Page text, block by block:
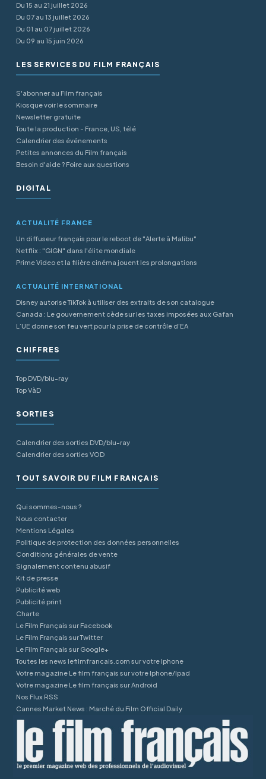
Du 15 au 21 juillet 2026
Du 07 au 13 juillet 2026
Du 01 au 07 juillet 2026
Du 09 au 15 juin 2026
LES SERVICES DU FILM FRANÇAIS
S'abonner au Film français
Kiosque voir le sommaire
Newsletter gratuite
Toute la production - France, US, télé
Calendrier des événements
Petites annonces du Film français
Besoin d'aide ? Foire aux questions
DIGITAL
ACTUALITÉ FRANCE
Un diffuseur français pour le reboot de "Alerte à Malibu"
Netflix : "GIGN" dans l'élite mondiale
Prime Video et la filière cinéma jouent les prolongations
ACTUALITÉ INTERNATIONAL
Disney autorise TikTok à utiliser des extraits de son catalogue
Canada : Le gouvernement cède sur les taxes imposées aux Gafan
L’UE donne son feu vert pour la prise de contrôle d’EA
CHIFFRES
Top DVD/blu-ray
Top VàD
SORTIES
Calendrier des sorties DVD/blu-ray
Calendrier des sorties VOD
TOUT SAVOIR DU FILM FRANÇAIS
Qui sommes-nous ?
Nous contacter
Mentions Légales
Politique de protection des données personnelles
Conditions générales de vente
Signalement contenu abusif
Kit de presse
Publicité web
Publicité print
Charte
Le Film Français sur Facebook
Le Film Français sur Twitter
Le Film Français sur Google+
Toutes les news lefilmfrancais.com sur votre Iphone
Votre magazine Le film français sur votre Iphone/Ipad
Votre magazine Le film français sur Android
Nos Flux RSS
Cannes Market News : Marché du Film Official Daily